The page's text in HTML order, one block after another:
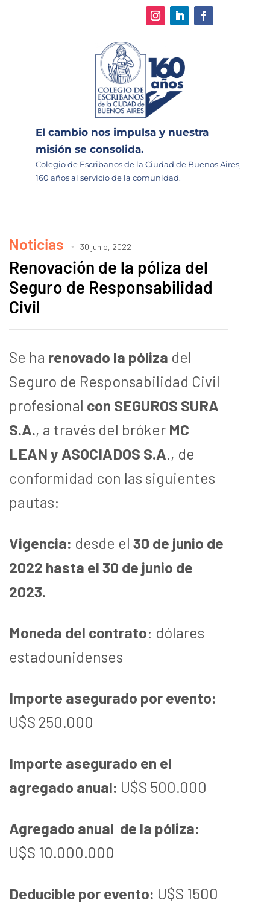
El cambio nos impulsa y nuestra
misión se consolida.
Colegio de Escribanos de la Ciudad de Buenos Aires,
160 años al servicio de la comunidad.
Noticias 30 junio, 2022
Renovación de la póliza del
Seguro de Responsabilidad
Civil
Se ha renovado la póliza del
Seguro de Responsabilidad Civil
profesional con SEGUROS SURA
S.A., a través del bróker MC
LEAN y ASOCIADOS S.A., de
conformidad con las siguientes
pautas:
Vigencia: desde el 30 de junio de
2022 hasta el 30 de junio de
2023.
Moneda del contrato: dólares
estadounidenses
Importe asegurado por evento:
U$S 250.000
Importe asegurado en el
agregado anual: U$S 500.000
Agregado anual de la póliza:
U$S 10.000.000
Deducible por evento: U$S 1500